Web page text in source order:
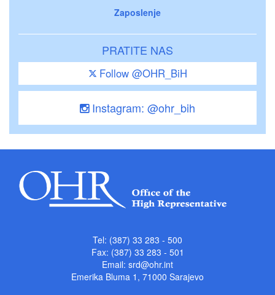
Zaposlenje
PRATITE NAS
Follow @OHR_BiH
Instagram: @ohr_bih
Tel: (387) 33 283 - 500
Fax: (387) 33 283 - 501
Email: srd@ohr.int
Emerika Bluma 1, 71000 Sarajevo